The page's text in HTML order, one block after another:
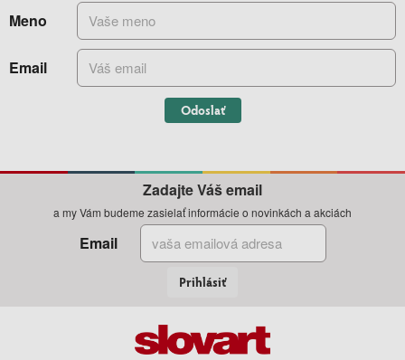
Meno
Email
Odoslať
Zadajte Váš email
a my Vám budeme zasielať informácie o novinkách a akciách
Email
Prihlásiť